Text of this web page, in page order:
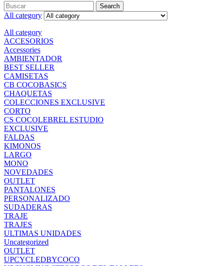
Search
All category
All category
ACCESORIOS
Accessories
AMBIENTADOR
BEST SELLER
CAMISETAS
CB COCOBASICS
CHAQUETAS
COLECCIONES EXCLUSIVE
CORTO
CS COCOLEBREL ESTUDIO
EXCLUSIVE
FALDAS
KIMONOS
LARGO
MONO
NOVEDADES
OUTLET
PANTALONES
PERSONALIZADO
SUDADERAS
TRAJE
TRAJES
ULTIMAS UNIDADES
Uncategorized
OUTLET
UPCYCLEDBYCOCO